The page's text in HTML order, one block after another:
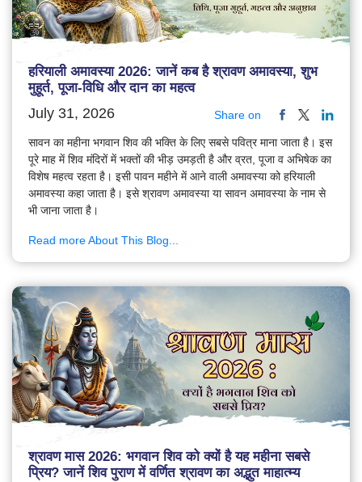
हरियाली अमावस्या 2026: जानें कब है श्रावण अमावस्या, शुभ
मुहूर्त, पूजा-विधि और दान का महत्व
July 31, 2026 Share on
सावन का महीना भगवान शिव की भक्ति के लिए सबसे पवित्र माना जाता है। इस
पूरे माह में शिव मंदिरों में भक्तों की भीड़ उमड़ती है और व्रत, पूजा व अभिषेक का
विशेष महत्व रहता है। इसी पावन महीने में आने वाली अमावस्या को हरियाली
अमावस्या कहा जाता है। इसे श्रावण अमावस्या या सावन अमावस्या के नाम से
भी जाना जाता है।
Read more About This Blog...
श्रावण मास 2026: भगवान शिव को क्यों है यह महीना सबसे
प्रिय? जानें शिव पुराण में वर्णित श्रावण का अद्भुत माहात्म्य